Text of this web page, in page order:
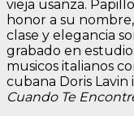
vieja usanza.
honor a su
clase y elegancia
grabado en
musicos italianos
cubana Doris
Cuando Te